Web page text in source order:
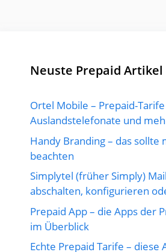
Neuste Prepaid Artikel
Ortel Mobile – Prepaid-
Auslandstelefonate und
Handy Branding – das sollte
beachten
Simplytel (früher Simply)
abschalten, konfigurieren
Prepaid App – die Apps der
im Überblick
Echte Prepaid Tarife – diese